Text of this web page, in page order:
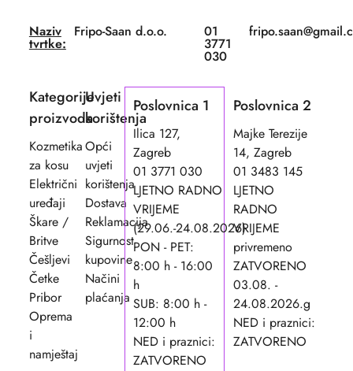
Naziv
tvrtke:
Fripo-Saan d.o.o. 01
3771
030
Kategorije
proizvoda
Kozmetika
za kosu
Električni
uređaji
Škare /
Britve
Češljevi
Četke
Pribor
Oprema
i
namještaj
Uvjeti
korištenja
Opći
uvjeti
korištenja
Dostava
Reklamacija
Sigurnost
kupovine
Načini
plaćanja
Poslovnica 1
Ilica 127,
Zagreb
01 3771 030
LJETNO RADNO
VRIJEME
(29.06.-24.08.2026)
PON - PET:
8:00 h - 16:00
h
SUB: 8:00 h -
12:00 h
NED i praznici:
ZATVORENO
Poslovnica 2
Majke Terezije
14, Zagreb
01 3483 145
LJETNO
RADNO
VRIJEME
privremeno
ZATVORENO
03.08. -
24.08.2026.g
NED i praznici:
ZATVORENO